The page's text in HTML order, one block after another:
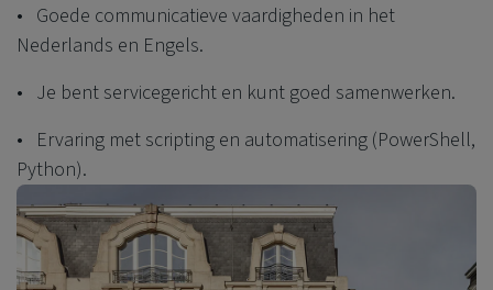
• Goede communicatieve vaardigheden in het
Nederlands en Engels.
• Je bent servicegericht en kunt goed samenwerken.
• Ervaring met scripting en automatisering (PowerShell,
Python).